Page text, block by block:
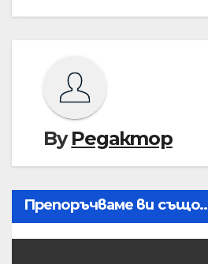
ByРедактор
Препоръчваме ви също..